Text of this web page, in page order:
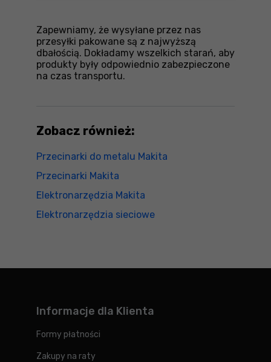
Zapewniamy, że wysyłane przez nas
przesyłki pakowane są z najwyższą
dbałością. Dokładamy wszelkich starań, aby
produkty były odpowiednio zabezpieczone
na czas transportu.
Zobacz również:
Przecinarki do metalu Makita
Przecinarki Makita
Elektronarzędzia Makita
Elektronarzędzia sieciowe
Informacje dla Klienta
Formy płatności
Zakupy na raty